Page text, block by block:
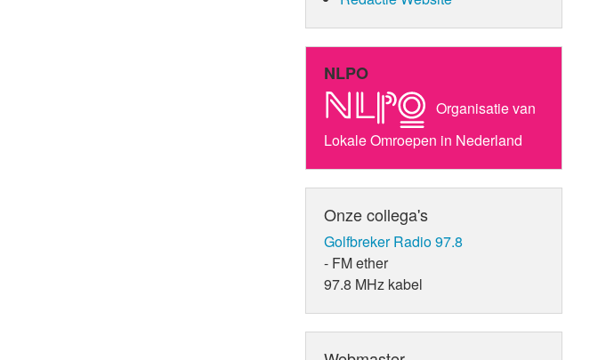
NLPO
Organisatie van
Lokale Omroepen in Nederland
Onze collega's
Golfbreker Radio 97.8
- FM ether
97.8 MHz kabel